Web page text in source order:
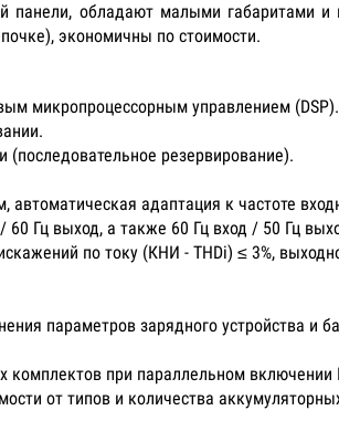
обладают малыми габаритами и
экономичны по стоимости.
микропроцессорным управлением (DSP).
резервирование).
адаптация к частоте
Гц выход, а также 60 Гц вход / 50 Гц
по току (КНИ - THDi) ≤ 3%,
параметров зарядного устройства и
комплектов при параллельном
от типов и количества